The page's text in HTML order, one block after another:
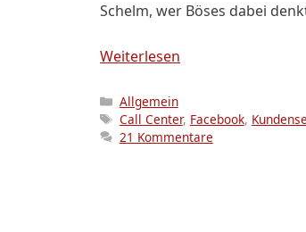
Schelm, wer Böses dabei
Weiterlesen
Kategorien
Allgemein
Schlagwörter
Call Center, Facebook,
21 Kommentare